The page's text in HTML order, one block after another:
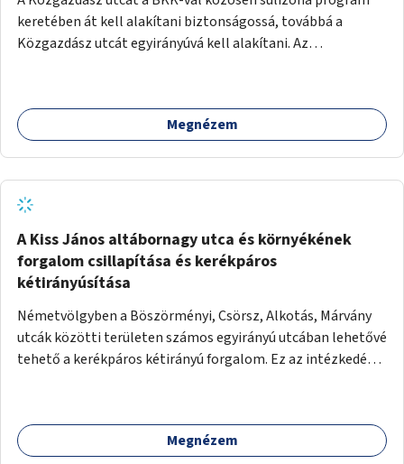
keretében át kell alakítani biztonságossá, továbbá a
Közgazdász utcát egyirányúvá kell alakítani. Az
kialakításával. A kettő között a Művelődés utca pedig
rendkívül balesetveszélyes és védett útszakasszá kell
program és forgalomszabályozás (aktív/passzív) -
Közgazdász utca - Művelődés utca - Park utca tengelyen.
Megnézem
A Kiss János altábornagy utca és környékének
forgalom csillapítása és kerékpáros
kétirányúsítása
Németvölgyben a Böszörményi, Csörsz, Alkotás, Márvány
utcák közötti területen számos egyirányú utcában lehetővé
tehető a kerékpáros kétirányú forgalom. Ez az intézkedés
Megnézem